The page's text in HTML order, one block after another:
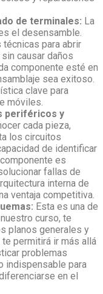
de terminales: La
el desensamble.
técnicas para abrir
causar daños
componente esté en
sea exitoso.
clave para
móviles
periféricos y
cada pieza,
los circuitos
de identificar
es
fallas de
interna de
ventaja competitiva.
Esta es una de
curso, te
planos generales y
permitirá ir más allá
problemas
indispensable para
en el